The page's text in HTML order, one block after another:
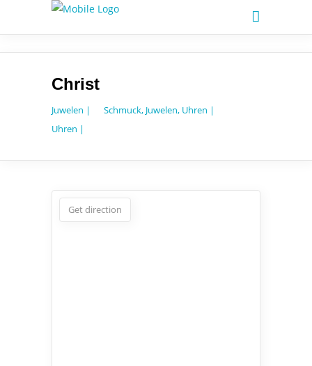
Christ
Juwelen |
Schmuck, Juwelen, Uhren |
Uhren |
Get direction